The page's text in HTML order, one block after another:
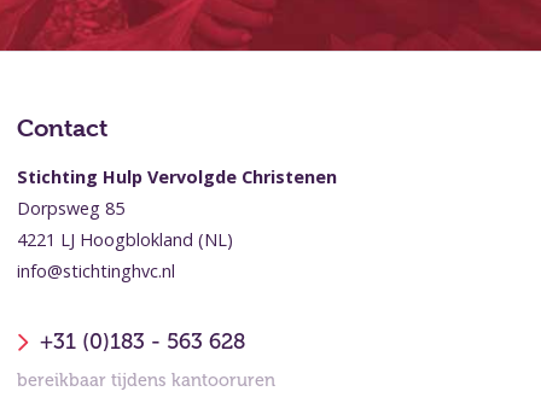
Contact
Stichting Hulp Vervolgde Christenen
Dorpsweg 85
4221 LJ Hoogblokland (NL)
info@stichtinghvc.nl
+31 (0)183 - 563 628
bereikbaar tijdens kantooruren